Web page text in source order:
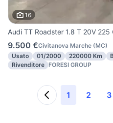
16
Audi TT Roadster 1.8 T 20V
9.500 €Civitanova Marche (MC)
Usato
01/2000 220000 Km
Rivenditore FORESI GROUP
1 2 3